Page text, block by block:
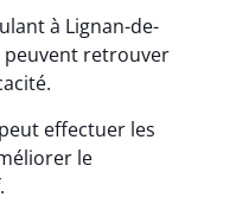
à Lignan-de-
peuvent retrouver
effectuer les
le